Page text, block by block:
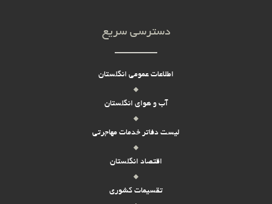
دسترسی سریع
اطلاعات عمومی انگلستان
آب و هوای انگلستان
لیست دفاتر خدمات مهاجرتی
اقتصاد انگلستان
تقسیمات کشوری